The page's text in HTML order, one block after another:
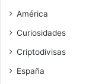
América
Curiosidades
Criptodivisas
España